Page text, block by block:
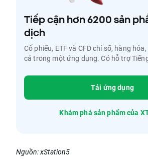
Tiếp cận hơn 6200 sản
dịch
Cổ phiếu, ETF và CFD chỉ số, hàng
cả trong một ứng dụng. Có hỗ trợ
Tải ứng dụng
Khám phá sản phẩm của
Nguồn: xStation5